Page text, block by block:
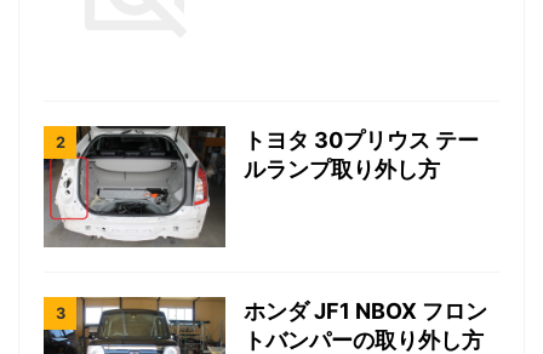
トヨタ 30プリウス テー
ルランプ取り外し方
ホンダ JF1 NBOX フロン
トバンパーの取り外し方